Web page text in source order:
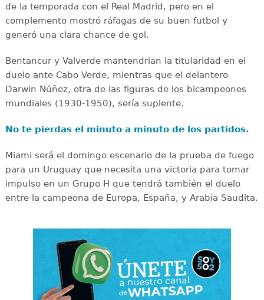
de la temporada con el Real Madrid, pero en el
complemento mostró ráfagas de su buen futbol y
generó una clara chance de gol.
Bentancur y Valverde mantendrían la titularidad en el
duelo ante Cabo Verde, mientras que el delantero
Darwin Núñez, otra de las figuras de los bicampeones
mundiales (1930-1950), sería suplente.
No te pierdas el minuto a minuto de los partidos.
Miami será el domingo escenario de la prueba de fuego
para un Uruguay que necesita una victoria para tomar
impulso en un Grupo H que tendrá también el duelo
entre la campeona de Europa, España, y Arabia Saudita.